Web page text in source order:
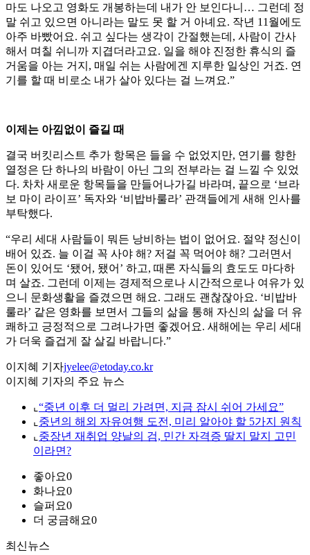
마도 나오고 영화도 개봉하는데 내가 안 보인다니… 그런데 정
말 쉬고 있으면 아니라는 말도 못 할 거 아녜요. 작년 11월에도
아주 바빴어요. 쉬고 싶다는 생각이 간절했는데, 사람이 간사
해서 며칠 쉬니까 지겹더라고요. 일을 해야 진정한 휴식의 즐
거움을 아는 거지, 매일 쉬는 사람에겐 지루한 일상인 거죠. 연
기를 할 때 비로소 내가 살아 있다는 걸 느껴요.”
이제는 아낌없이 즐길 때
결국 버킷리스트 추가 항목은 들을 수 없었지만, 연기를 향한
열정은 단 하나의 바람이 아닌 그의 전부라는 걸 느낄 수 있었
다. 차차 새로운 항목들을 만들어나가길 바라며, 끝으로 ‘브라
보 마이 라이프’ 독자와 ‘비밥바룰라’ 관객들에게 새해 인사를
부탁했다.
“우리 세대 사람들이 뭐든 낭비하는 법이 없어요. 절약 정신이
배어 있죠. 늘 이걸 꼭 사야 해? 저걸 꼭 먹어야 해? 그러면서
돈이 있어도 ‘됐어, 됐어’ 하고, 때론 자식들의 효도도 마다하
며 살죠. 그런데 이제는 경제적으로나 시간적으로나 여유가 있
으니 문화생활을 즐겼으면 해요. 그래도 괜찮잖아요. ‘비밥바
룰라’ 같은 영화를 보면서 그들의 삶을 통해 자신의 삶을 더 유
쾌하고 긍정적으로 그려나가면 좋겠어요. 새해에는 우리 세대
가 더욱 즐겁게 잘 살길 바랍니다.”
이지혜 기자jyelee@etoday.co.kr
이지혜 기자의 주요 뉴스
⌞ “중년 이후 더 멀리 가려면, 지금 잠시 쉬어 가세요”
⌞ 중년의 해외 자유여행 도전, 미리 알아야 할 5가지 원칙
⌞ 중장년 재취업 양날의 검, 민간 자격증 딸지 말지 고민
이라면?
좋아요0
화나요0
슬퍼요0
더 궁금해요0
최신뉴스